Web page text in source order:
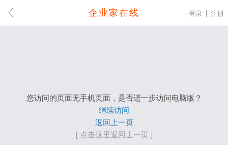
企业家在线 登录 注册
您访问的页面无手机页面，是否进一步访问电脑版？
继续访问
返回上一页
[ 点击这里返回上一页 ]